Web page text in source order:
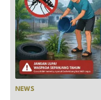
NEWS